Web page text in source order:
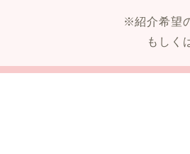
※紹介希望
もしく